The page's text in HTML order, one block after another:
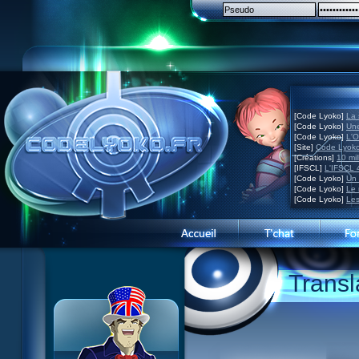
[Code Lyoko] La
[Code Lyoko]
[Code Lyoko]
[Site] Code
[Créations] 10
[IFSCL] L'IFSCL
[Code Lyoko] Un
[Code Lyoko] Le
[Code Lyoko]
Visite guidée
Inscription
Contact
Concours